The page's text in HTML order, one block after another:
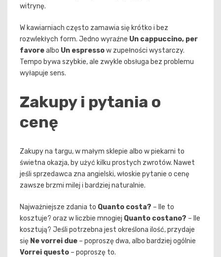
witrynę.
W kawiarniach często zamawia się krótko i bez
rozwlekłych form. Jedno wyraźne Un cappuccino, per
favorealbo Un espressow zupełności wystarczy.
Tempo bywa szybkie, ale zwykle obsługa bez problemu
wyłapuje sens.
Zakupy i pytania o
cenę
Zakupy na targu, w małym sklepie albo w piekarni to
świetna okazja, by użyć kilku prostych zwrotów. Nawet
jeśli sprzedawca zna angielski, włoskie pytanie o cenę
zawsze brzmi milej i bardziej naturalnie.
Najważniejsze zdania to Quanto costa? – Ile to
kosztuje? oraz w liczbie mnogiej Quanto costano? – Ile
kosztują? Jeśli potrzebna jest określona ilość, przydaje
się Ne vorrei due – poproszę dwa, albo bardziej ogólnie
Vorrei questo – poproszę to.